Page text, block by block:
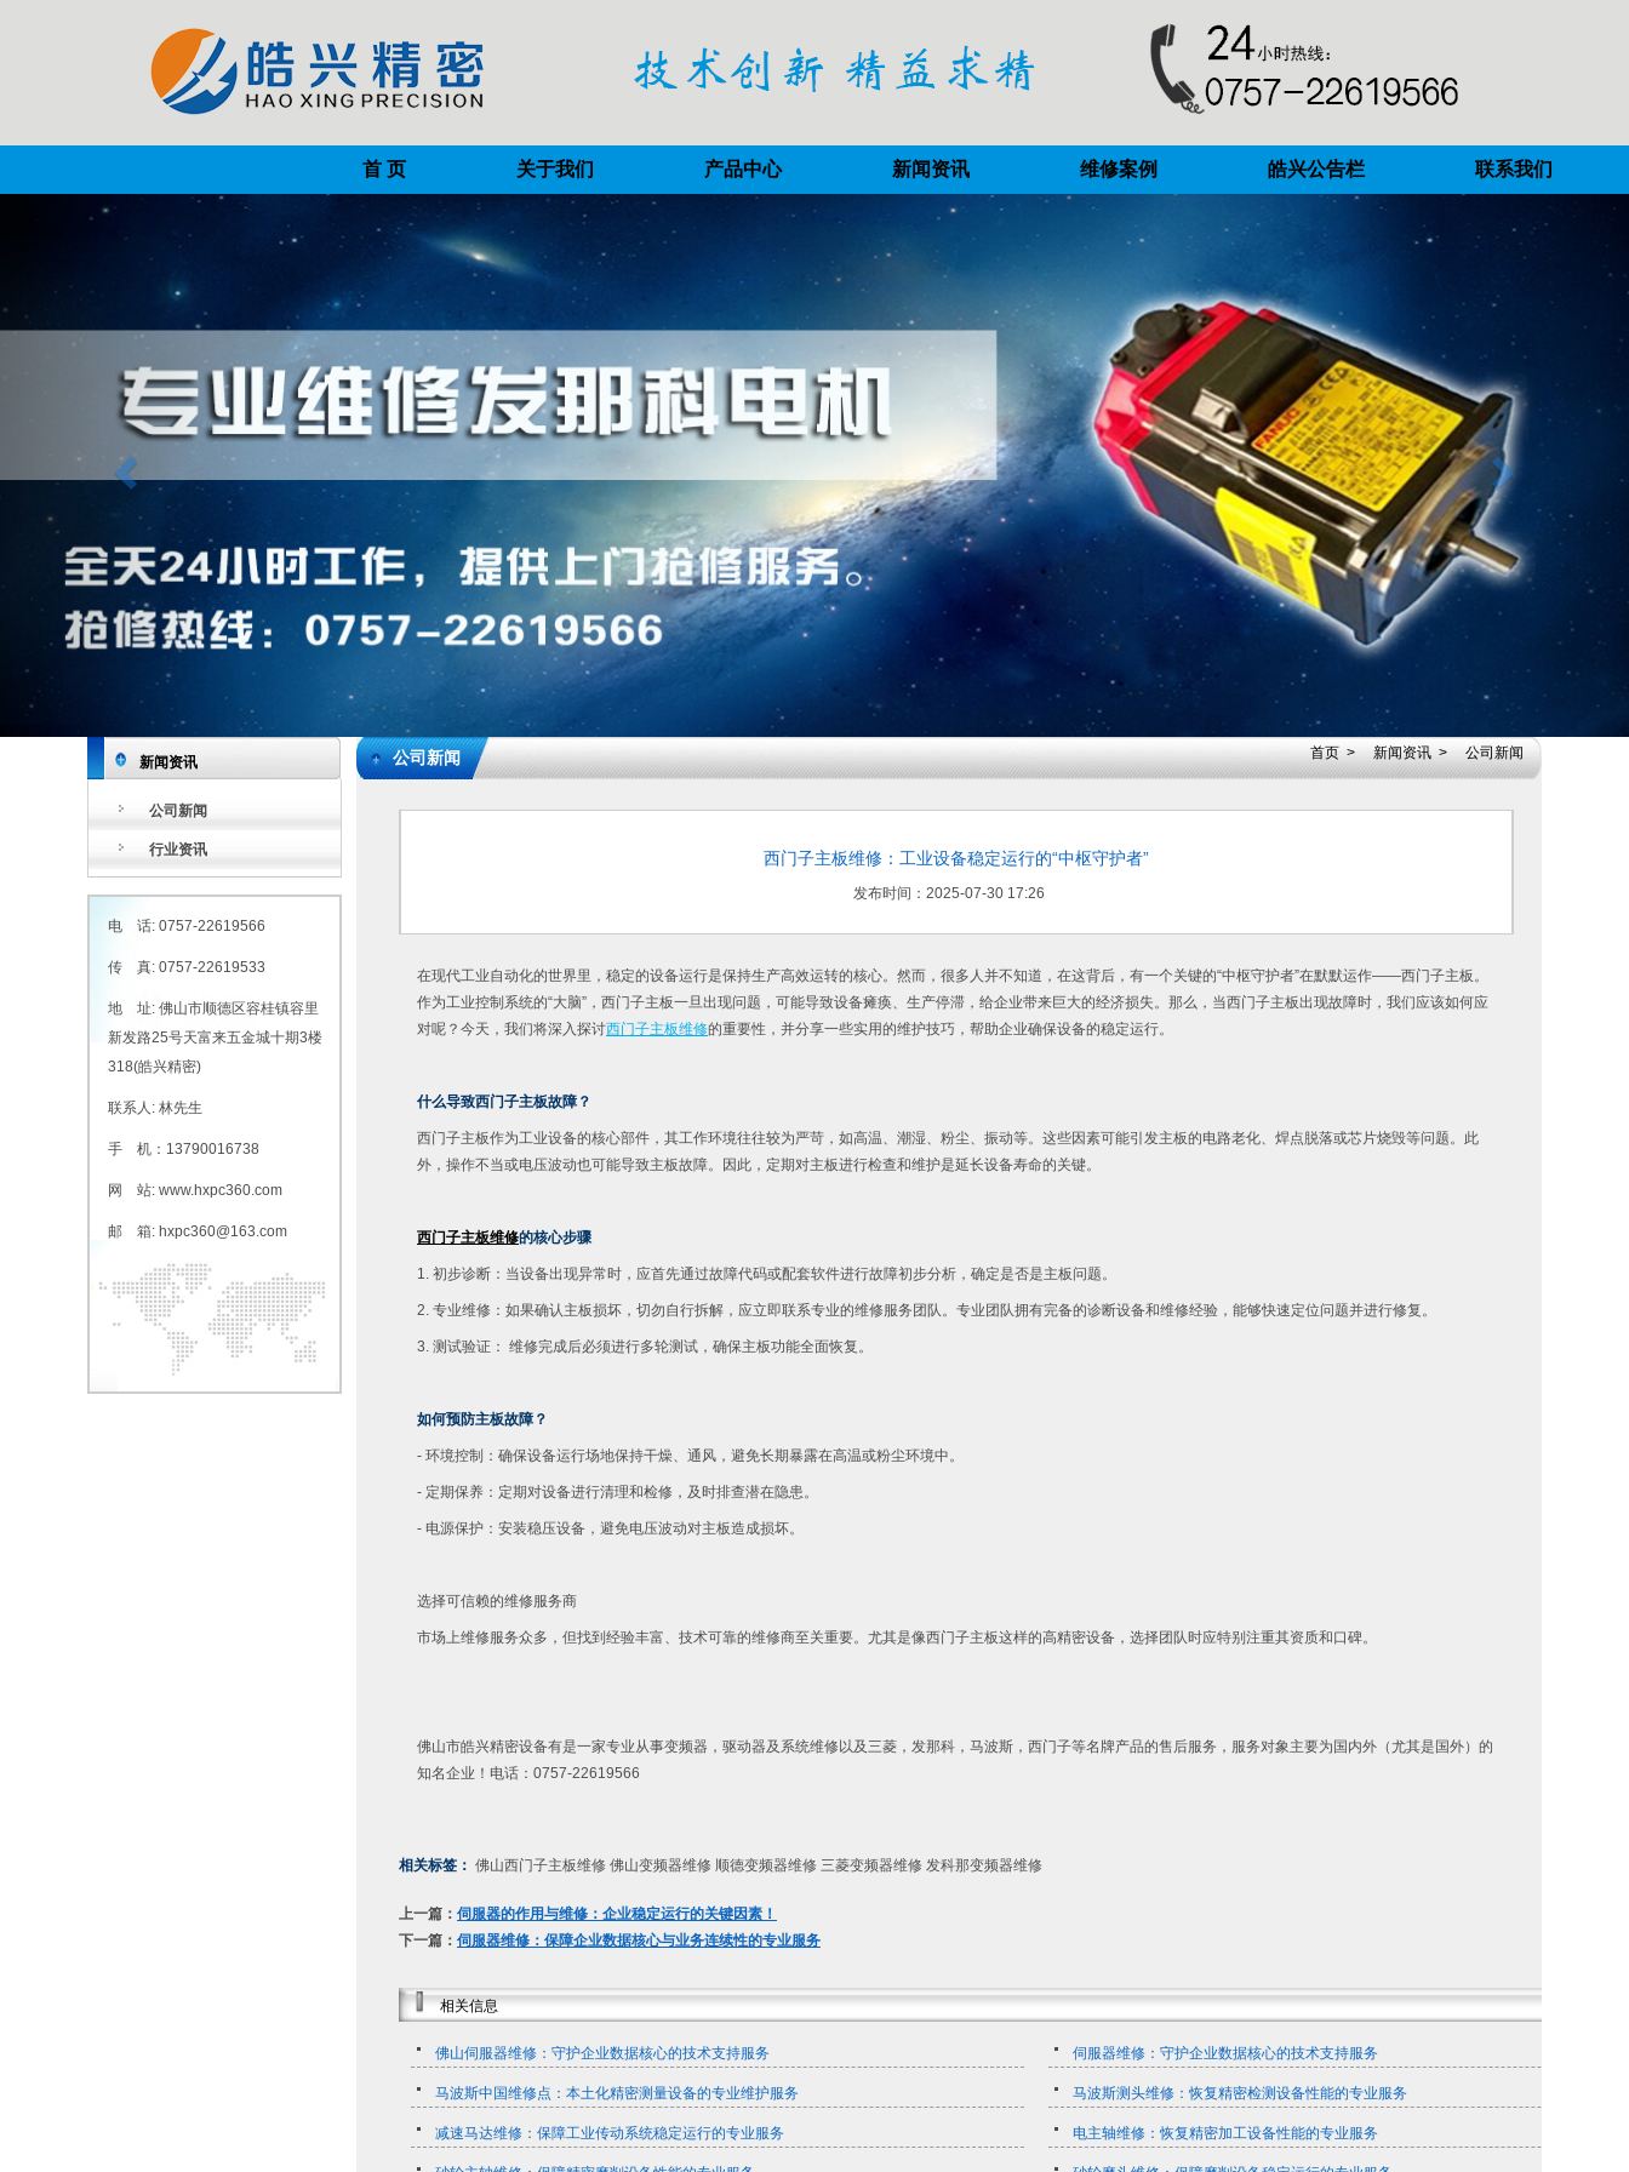
首 页 关于我们 产品中心 新闻资讯 维修案例 皓兴公告栏 联系我们
新闻资讯
公司新闻
行业资讯
电 话: 0757-22619566
传 真: 0757-22619533
地 址: 佛山市顺德区容桂镇容里
新发路25号天富来五金城十期3楼
318(皓兴精密)
联系人: 林先生
手 机：13790016738
网 站: www.hxpc360.com
邮 箱: hxpc360@163.com
首页 > 新闻资讯 > 公司新闻
公司新闻
西门子主板维修：工业设备稳定运行的“中枢守护者”
发布时间：2025-07-30 17:26
在现代工业自动化的世界里，稳定的设备运行是保持生产高效运转的核心。然而，很多人并不知道，在这背后，有一个关键的“中枢守护者”在默默运作——西门子主板。
作为工业控制系统的“大脑”，西门子主板一旦出现问题，可能导致设备瘫痪、生产停滞，给企业带来巨大的经济损失。那么，当西门子主板出现故障时，我们应该如何应
对呢？今天，我们将深入探讨西门子主板维修的重要性，并分享一些实用的维护技巧，帮助企业确保设备的稳定运行。
什么导致西门子主板故障？
西门子主板作为工业设备的核心部件，其工作环境往往较为严苛，如高温、潮湿、粉尘、振动等。这些因素可能引发主板的电路老化、焊点脱落或芯片烧毁等问题。此
外，操作不当或电压波动也可能导致主板故障。因此，定期对主板进行检查和维护是延长设备寿命的关键。
西门子主板维修的核心步骤
1. 初步诊断：当设备出现异常时，应首先通过故障代码或配套软件进行故障初步分析，确定是否是主板问题。
2. 专业维修：如果确认主板损坏，切勿自行拆解，应立即联系专业的维修服务团队。专业团队拥有完备的诊断设备和维修经验，能够快速定位问题并进行修复。
3. 测试验证： 维修完成后必须进行多轮测试，确保主板功能全面恢复。
如何预防主板故障？
- 环境控制：确保设备运行场地保持干燥、通风，避免长期暴露在高温或粉尘环境中。
- 定期保养：定期对设备进行清理和检修，及时排查潜在隐患。
- 电源保护：安装稳压设备，避免电压波动对主板造成损坏。
选择可信赖的维修服务商
市场上维修服务众多，但找到经验丰富、技术可靠的维修商至关重要。尤其是像西门子主板这样的高精密设备，选择团队时应特别注重其资质和口碑。
佛山市皓兴精密设备有是一家专业从事变频器，驱动器及系统维修以及三菱，发那科，马波斯，西门子等名牌产品的售后服务，服务对象主要为国内外（尤其是国外）的
知名企业！电话：0757-22619566
相关标签： 佛山西门子主板维修 佛山变频器维修 顺德变频器维修 三菱变频器维修 发科那变频器维修
上一篇： 伺服器的作用与维修：企业稳定运行的关键因素！
下一篇： 伺服器维修：保障企业数据核心与业务连续性的专业服务
相关信息
佛山伺服器维修：守护企业数据核心的技术支持服务 伺服器维修：守护企业数据核心的技术支持服务
马波斯中国维修点：本土化精密测量设备的专业维护服务 马波斯测头维修：恢复精密检测设备性能的专业服务
减速马达维修：保障工业传动系统稳定运行的专业服务 电主轴维修：恢复精密加工设备性能的专业服务